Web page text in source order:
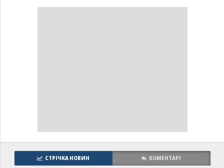
СТРІЧКА НОВИН КОМЕНТАРІ